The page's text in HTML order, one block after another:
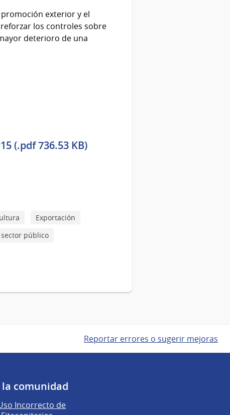
exterior y el
los controles sobre
deterioro de una
(.pdf 736.53 KB)
Exportación
público
Reportar errores o sugerir mejoras
comunidad
Incorrecto de